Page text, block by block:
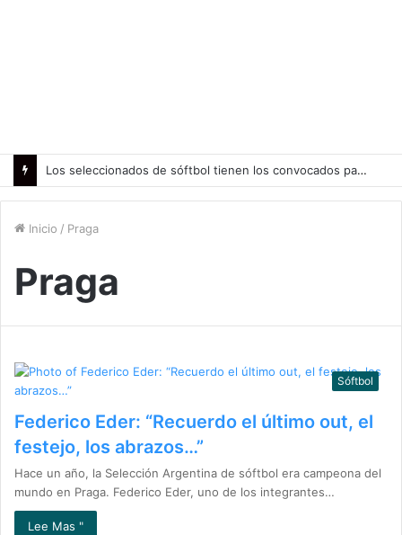
Los seleccionados de sóftbol tienen los convocados para los Juegos Suramericanos 2026
Inicio / Praga
Praga
Sóftbol
Federico Eder: “Recuerdo el último out, el
festejo, los abrazos…”
Hace un año, la Selección Argentina de sóftbol era campeona del
mundo en Praga. Federico Eder, uno de los integrantes…
Lee Mas "